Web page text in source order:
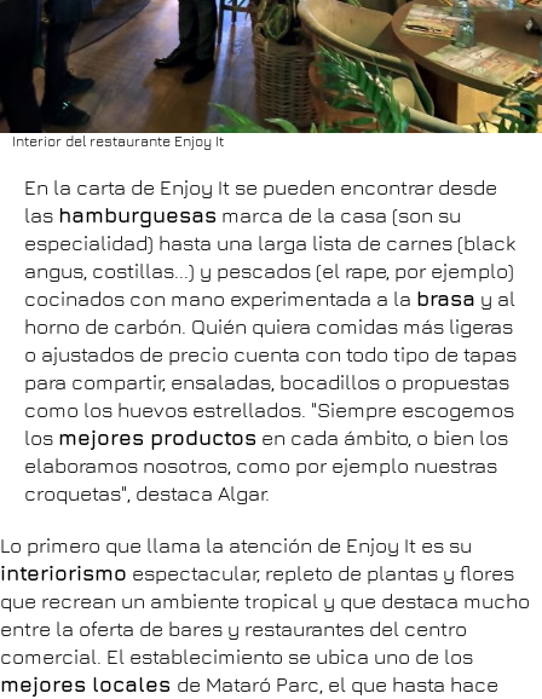
Interior del restaurante Enjoy It
En la carta de Enjoy It se pueden encontrar desde
las hamburguesas marca de la casa (son su
especialidad) hasta una larga lista de carnes (black
angus, costillas...) y pescados (el rape, por ejemplo)
cocinados con mano experimentada a la brasa y al
horno de carbón. Quién quiera comidas más ligeras
o ajustados de precio cuenta con todo tipo de tapas
para compartir, ensaladas, bocadillos o propuestas
como los huevos estrellados. "Siempre escogemos
los mejores productos en cada ámbito, o bien los
elaboramos nosotros, como por ejemplo nuestras
croquetas", destaca Algar.
Lo primero que llama la atención de Enjoy It es su
interiorismo espectacular, repleto de plantas y flores
que recrean un ambiente tropical y que destaca mucho
entre la oferta de bares y restaurantes del centro
comercial. El establecimiento se ubica uno de los
mejores locales de Mataró Parc, el que hasta hace